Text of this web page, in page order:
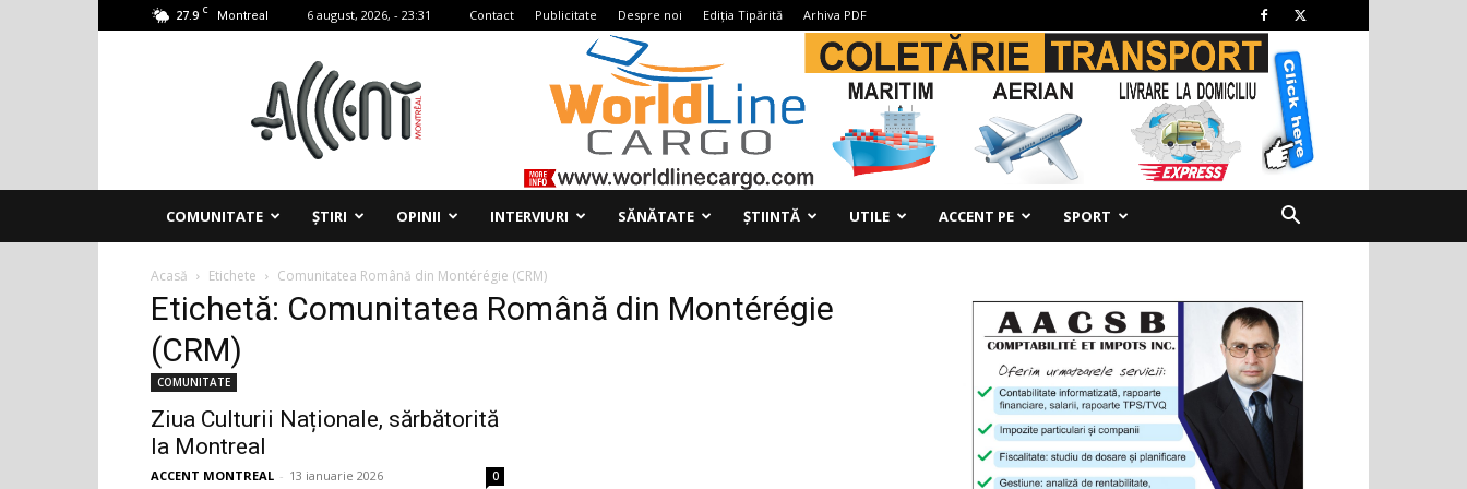
27.9 C Montreal 6 august, 2026, - 23:31 Contact Publicitate Despre noi Ediția Tipărită Arhiva PDF
Montreal
COMUNITATE ȘTIRI OPINII INTERVIURI SĂNĂTATE ȘTIINTĂ UTILE ACCENT PE SPORT
Acasă Etichete Comunitatea Română din Montérégie (CRM)
Etichetă: Comunitatea Română din Montérégie
(CRM)
COMUNITATE
Ziua Culturii Naționale, sărbătorită
la Montreal
ACCENT MONTREAL - 13 ianuarie 2026 0